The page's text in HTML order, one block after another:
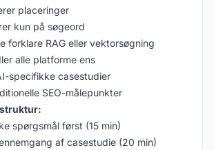
placeringer
kun på søgeord
forklare RAG eller vektorsøgning
alle platforme ens
specifikke casestudier
SEO-målepunkter
spørgsmål først (15 min)
af casestudie (20 min)